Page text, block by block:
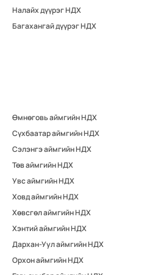
Налайх дүүрэг НДХ
Багахангай дүүрэг НДХ
Өмнөговь аймгийн НДХ
Сүхбаатар аймгийн НДХ
Сэлэнгэ аймгийн НДХ
Төв аймгийн НДХ
Увс аймгийн НДХ
Ховд аймгийн НДХ
Хөвсгөл аймгийн НДХ
Хэнтий аймгийн НДХ
Дархан-Уул аймгийн НДХ
Орхон аймгийн НДХ